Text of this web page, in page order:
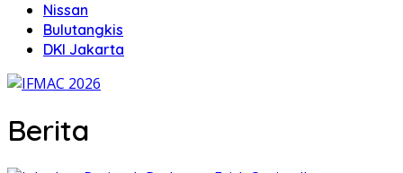
Nissan
Bulutangkis
DKI Jakarta
Berita